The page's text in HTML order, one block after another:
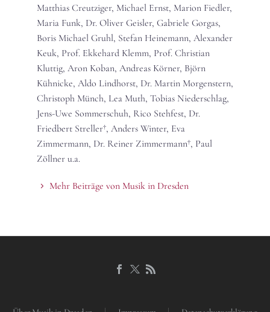
Matthias Creutziger, Michael Ernst, Marion Fiedler,
Maria Funk, Dr. Oliver Geisler, Gabriele Gorgas,
Boris Michael Gruhl, Stefan Heinemann, Alexander
Keuk, Prof. Ekkehard Klemm, Prof. Christian
Kluttig, Aron Koban, Andreas Körner, Björn
Kühnicke, Aldo Lindhorst, Dr. Martin Morgenstern,
Christoph Münch, Lea Muth, Tobias Niederschlag,
Jens-Uwe Sommerschuh, Rico Stehfest, Dr.
Friedbert Streller†, Anders Winter, Eva
Zimmermann, Dr. Reiner Zimmermann†, Paul
Zöllner u.a.
Mehr Beiträge von Musik in Dresden